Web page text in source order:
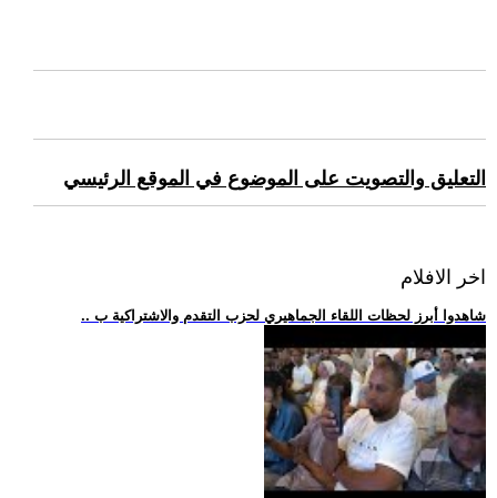
التعليق والتصويت على الموضوع في الموقع الرئيسي
اخر الافلام
.. شاهدوا أبرز لحظات اللقاء الجماهيري لحزب التقدم والاشتراكية ب